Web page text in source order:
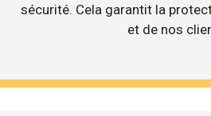
sécurité. Cela garantit la
et de nos